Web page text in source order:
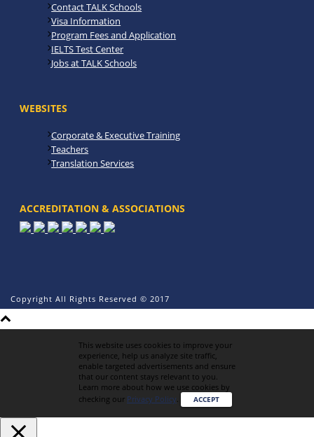
Contact TALK Schools
Visa Information
Program Fees and Application
IELTS Test Center
Jobs at TALK Schools
WEBSITES
Corporate & Executive Training
Teachers
Translation Services
ACCREDITATION & ASSOCIATIONS
Copyright All Rights Reserved © 2017
This website uses cookies to improve your
experience, help us analyze site traffic,
enable targeted advertisements and ensure
that our content stays relevant to you.
Learn more about how we use cookies by
checking our Privacy Policy. ACCEPT